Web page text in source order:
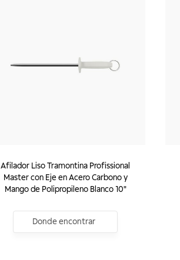
Afilador Liso Tramontina Profissional
Master con Eje en Acero Carbono y
Mango de Polipropileno Blanco 10"
Donde encontrar